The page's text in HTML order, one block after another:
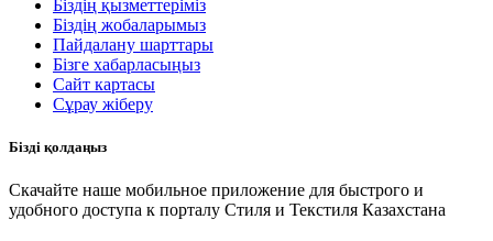
Біздің қызметтеріміз
Біздің жобаларымыз
Пайдалану шарттары
Бізге хабарласыңыз
Сайт картасы
Сұрау жіберу
Бізді қолдаңыз
Скачайте наше мобильное приложение для быстрого и
удобного доступа к порталу Стиля и Текстиля Казахстана